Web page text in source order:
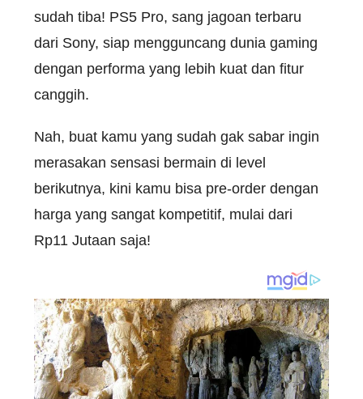
sudah tiba! PS5 Pro, sang jagoan terbaru
dari Sony, siap mengguncang dunia gaming
dengan performa yang lebih kuat dan fitur
canggih.
Nah, buat kamu yang sudah gak sabar ingin
merasakan sensasi bermain di level
berikutnya, kini kamu bisa pre-order dengan
harga yang sangat kompetitif, mulai dari
Rp11 Jutaan saja!